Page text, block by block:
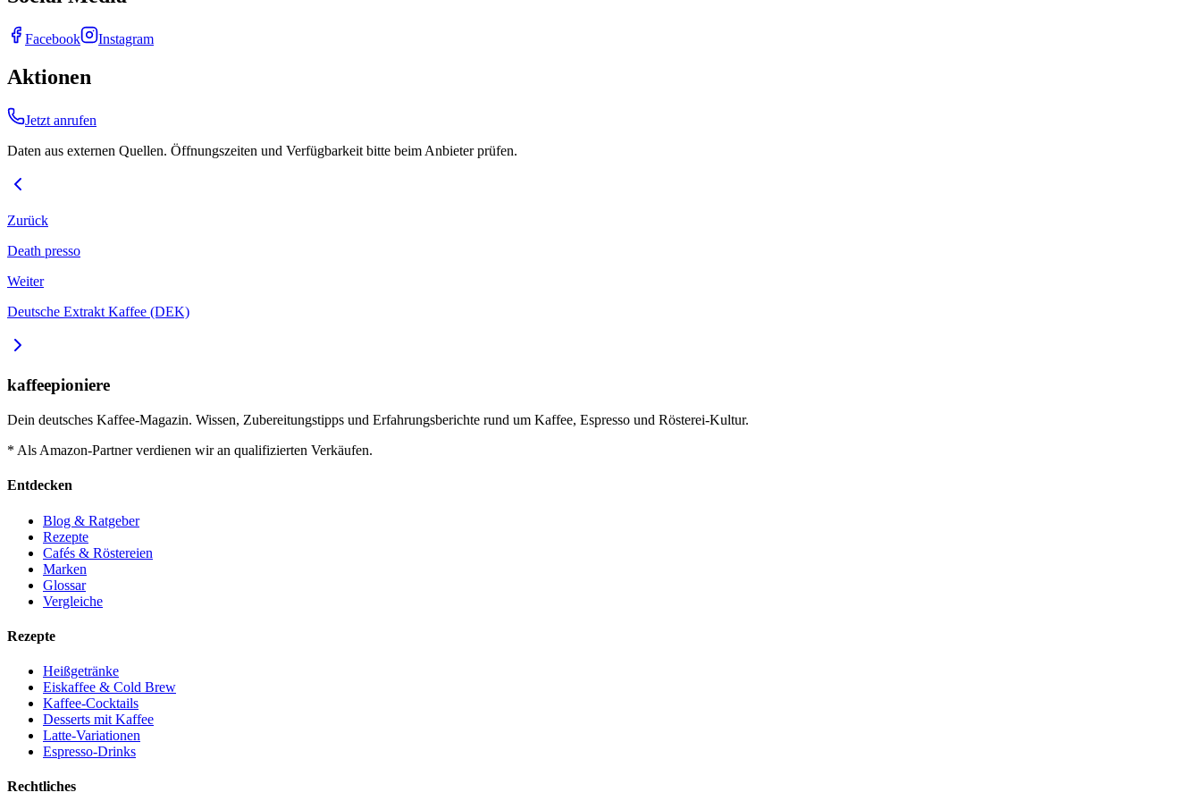
Facebook Instagram
Aktionen
Jetzt anrufen
Daten aus externen Quellen. Öffnungszeiten und Verfügbarkeit bitte beim Anbieter prüfen.
Zurück
Death presso
Weiter
Deutsche Extrakt Kaffee (DEK)
kaffeepioniere
Dein deutsches Kaffee-Magazin. Wissen, Zubereitungstipps und Erfahrungsberichte rund um Kaffee, Espresso und Rösterei-Kultur.
* Als Amazon-Partner verdienen wir an qualifizierten Verkäufen.
Entdecken
Blog & Ratgeber
Rezepte
Cafés & Röstereien
Marken
Glossar
Vergleiche
Rezepte
Heißgetränke
Eiskaffee & Cold Brew
Kaffee-Cocktails
Desserts mit Kaffee
Latte-Variationen
Espresso-Drinks
Rechtliches